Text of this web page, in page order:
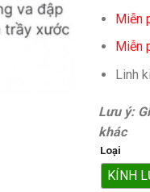
Miễn
Miễn
Linh
Lưu ý:
khác
Loại
KÍNH